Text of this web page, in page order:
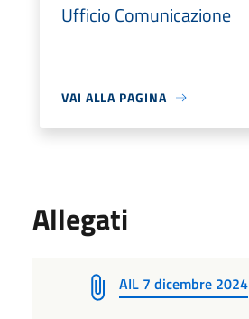
Ufficio Comunicazione
VAI ALLA PAGINA
Allegati
AIL 7 dicembre 2024